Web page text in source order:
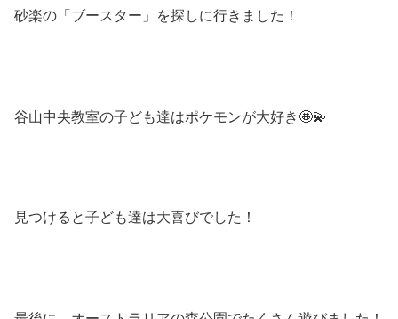
砂楽の「ブースター」を探しに行きました！
谷山中央教室の子ども達はポケモンが大好き🤩💫
見つけると子ども達は大喜びでした！